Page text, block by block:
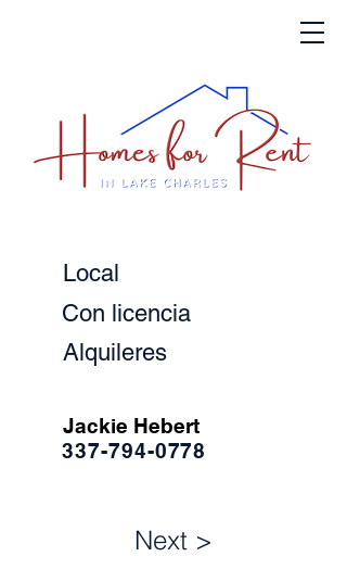
Local
Con licencia
Alquileres
Jackie Hebert
337-794-0778
Next >